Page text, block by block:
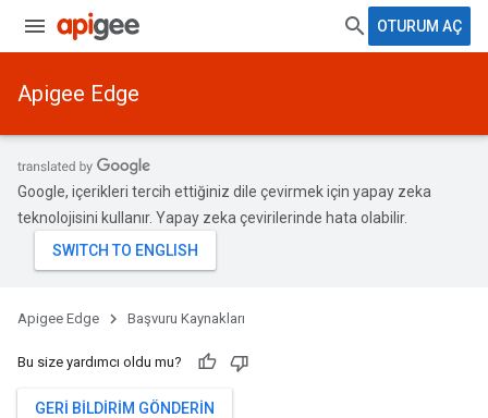
OTURUM AÇ
Apigee Edge
Google, içerikleri tercih ettiğiniz dile çevirmek için yapay zeka
teknolojisini kullanır. Yapay zeka çevirilerinde hata olabilir.
Apigee Edge Başvuru Kaynakları
Bu size yardımcı oldu mu?
GERI BILDIRIM GÖNDERIN